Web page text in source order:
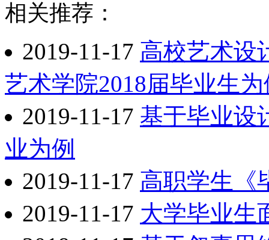
相关推荐：
2019-11-17 高校艺术
艺术学院2018届毕业生
2019-11-17 基于毕业
业为例
2019-11-17 高职学生《
2019-11-17 大学毕业生